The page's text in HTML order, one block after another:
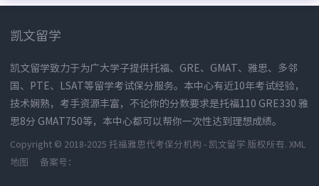
凯文留学
凯文留学致力于为广大学子提供托福、GRE、GMAT、雅思、多邻
国、PTE、LSAT等留学考试保分服务。本中心有近10年考试经验，
技术娴熟，考手资源丰富，不论你的分数要求是托福110 GRE330 雅
思8分 GMAT750等，本中心都可以帮你一次性达到理想成绩。
Copyright © 2018-2025 托福雅思代考保分机构 - 凯文留学 版权所有. XML
地图
备案号：